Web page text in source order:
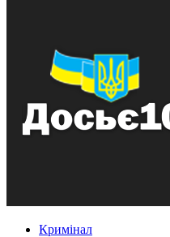
Кримінал